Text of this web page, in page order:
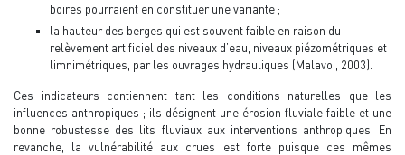
boires pourraient en constituer une variante ;
la hauteur des berges qui est souvent faible en raison du
relèvement artificiel des niveaux d’eau, niveaux piézométriques et
limnimétriques, par les ouvrages hydrauliques (Malavoi, 2003).
Ces indicateurs contiennent tant les conditions naturelles que les
influences anthropiques ; ils désignent une érosion fluviale faible et une
bonne robustesse des lits fluviaux aux interventions anthropiques. En
revanche, la vulnérabilité aux crues est forte puisque ces mêmes